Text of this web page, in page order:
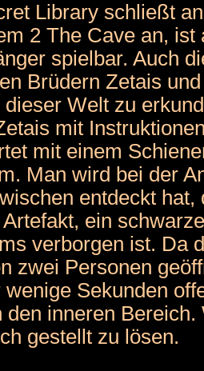
Library schließt
2 The Cave an, ist
spielbar. Auch
Brüdern Zetais
dieser Welt zu
mit
mit einem
Man wird bei der
entdeckt hat,
ein
verborgen ist. Da
zwei Personen
wenige Sekunden
den inneren
gestellt zu lösen.